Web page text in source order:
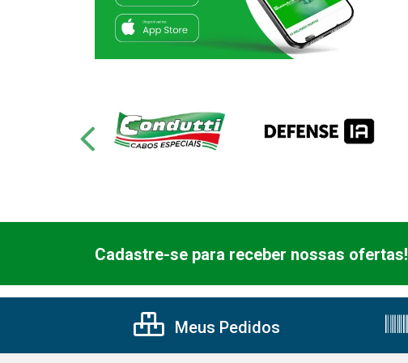
Cadastre-se para receber nossas ofertas!
Meus Pedidos